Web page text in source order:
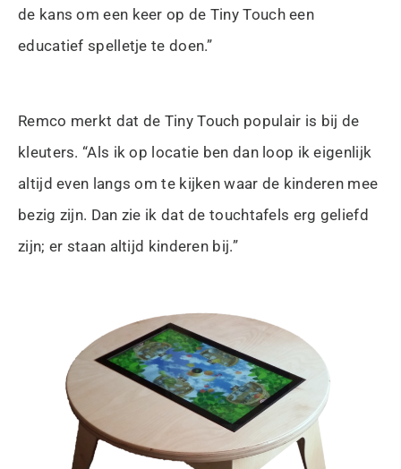
de kans om een keer op de Tiny Touch een
educatief spelletje te doen.”
Remco merkt dat de Tiny Touch populair is bij de
kleuters. “Als ik op locatie ben dan loop ik eigenlijk
altijd even langs om te kijken waar de kinderen mee
bezig zijn. Dan zie ik dat de touchtafels erg geliefd
zijn; er staan altijd kinderen bij.”